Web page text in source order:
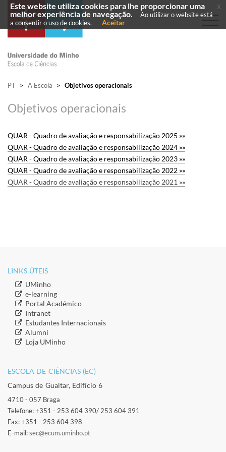
PT > A Escola > Objetivos operacionais
Objetivos operacionais
QUAR - Quadro de​ avaliação e responsabilização 2025 »»
QUAR - Quadro de​ avaliação e responsabilização 2024 »»
QUAR - Quadro de​ avaliação e responsabilização 2023 »»
QUAR - Quadro de​ avaliação e responsabilização 2022 »»
QUAR -Quadro deavaliação e responsabilização 2021 »»
LINKS ÚTEIS​
​UMinho
​e-learning
​Portal Académico
​Intranet
​Estudantes Inter​​nacionais
​Alumni
​​Loja UMinho
ESCOLA DE CIÊNCIAS (EC)​
Campus de Gualtar, Edifício 6
4710 - 057 Braga
Telefone: +351 - 253 604 390/ 253 604 391
Fax: +351 - 253 604 398
E-mail:sec@ecum.uminho.pt
Este website utiliza cookies para lhe proporcionar uma
melhor experiência de navegação.
Ao utilizar o website está
a consentir o uso de cookies.
Aceitar
x